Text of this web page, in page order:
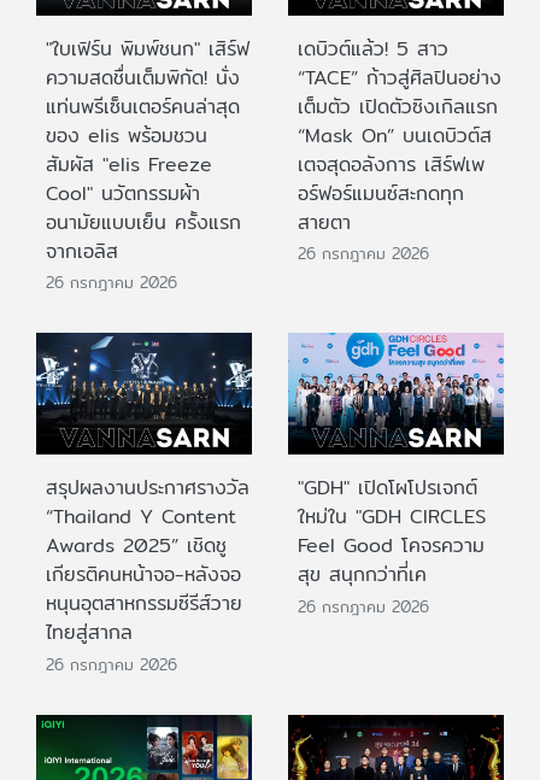
"ใบเฟิร์น พิมพ์ชนก" เสิร์ฟ
ความสดชื่นเต็มพิกัด! นั่ง
แท่นพรีเซ็นเตอร์คนล่าสุด
ของ elis พร้อมชวน
สัมผัส "elis Freeze
Cool" นวัตกรรมผ้า
อนามัยแบบเย็น ครั้งแรก
จากเอลิส
26 กรกฎาคม 2026
เดบิวต์แล้ว! 5 สาว
“TACE” ก้าวสู่ศิลปินอย่าง
เต็มตัว เปิดตัวซิงเกิลแรก
“Mask On” บนเดบิวต์ส
เตจสุดอลังการ เสิร์ฟเพ
อร์ฟอร์แมนซ์สะกดทุก
สายตา
26 กรกฎาคม 2026
สรุปผลงานประกาศรางวัล
“Thailand Y Content
Awards 2025” เชิดชู
เกียรติคนหน้าจอ-หลังจอ
หนุนอุตสาหกรรมซีรีส์วาย
ไทยสู่สากล
26 กรกฎาคม 2026
"GDH" เปิดโผโปรเจกต์
ใหม่ใน "GDH CIRCLES
Feel Good โคจรความ
สุข สนุกกว่าที่เค
26 กรกฎาคม 2026